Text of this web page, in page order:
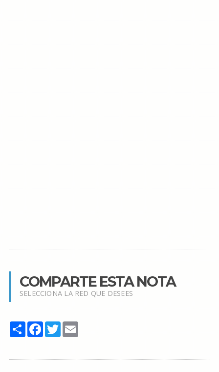
COMPARTE ESTA NOTA
SELECCIONA LA RED QUE DESEES
Share Facebook
TwitterEmail